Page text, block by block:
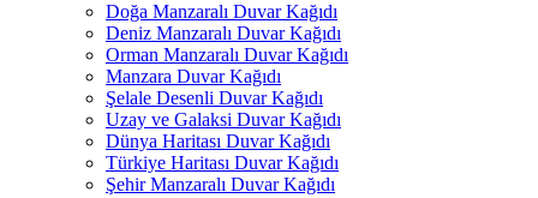
Doğa Manzaralı Duvar Kağıdı
Deniz Manzaralı Duvar Kağıdı
Orman Manzaralı Duvar Kağıdı
Manzara Duvar Kağıdı
Şelale Desenli Duvar Kağıdı
Uzay ve Galaksi Duvar Kağıdı
Dünya Haritası Duvar Kağıdı
Türkiye Haritası Duvar Kağıdı
Şehir Manzaralı Duvar Kağıdı